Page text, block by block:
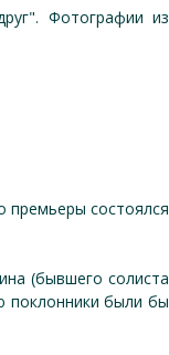
Фотографии из
премьеры состоялся
(бывшего солиста
поклонники были бы